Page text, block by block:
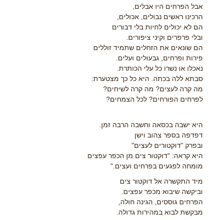
אבל הפרחים היו אבלים,
הרכינו ראשים נבולים, אכולים,
הם לא יכולים לחיות בלי דבורים
ובלי פרפרים וקיני ציפורים.
הם שונאים את הזחלים שתמיד זוללים
פירות ופרחים, גבעולים ועלים.
נאכלו או נשרו כל עלי הכותרת.
סבתא ללה בכתה. היא כל כך מצטערת:
מה קרה לעצים? מה קרה לשיחים?
לפרחים הפורחים? לכל הצמחים?
היא ישבה בכסאה וחשבה הרבה זמן.
דפדפה בספר צהוב וישן
ובפרק "דוקטורים לעצים"
היא קראה: "דוקטור צים מן הכפר עפצים
מומחה לפגעים בפרחים ועצים."
מיד התקשרה אל דוקטור צים
וביקשה שיבוא מכפר עפצים.
הפרחים גוססים, הגינה חולה,
מבקשת לבוא במהירות גדולה.